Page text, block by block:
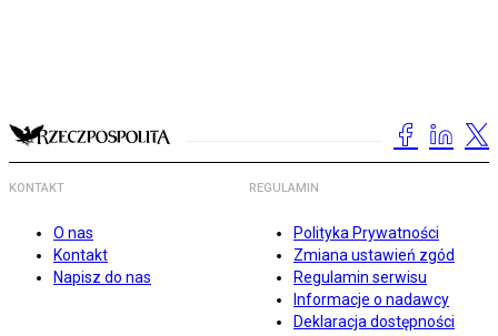
KONTAKT
O nas
Kontakt
Napisz do nas
REGULAMIN
Polityka Prywatności
Zmiana ustawień zgód
Regulamin serwisu
Informacje o nadawcy
Deklaracja dostępności